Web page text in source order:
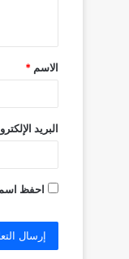
ق
*
الاسم *
البريد
احفظ